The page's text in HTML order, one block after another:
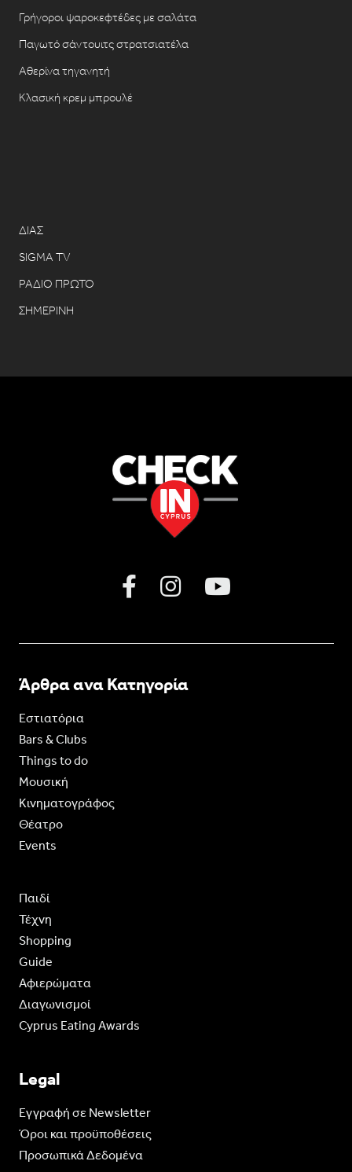
Γρήγοροι ψαροκεφτέδες με σαλάτα
Παγωτό σάντουιτς στρατσιατέλα
Αθερίνα τηγανητή
Κλασική κρεμ μπρουλέ
ΔΙΑΣ
SIGMA TV
ΡΑΔΙΟ ΠΡΩΤΟ
ΣΗΜΕΡΙΝΗ
Άρθρα ανα Κατηγορία
Εστιατόρια
Bars & Clubs
Things to do
Moυσική
Κινηματογράφος
Θέατρο
Events
Παιδί
Τέχνη
Shopping
Guide
Aφιερώματα
Διαγωνισμοί
Cyprus Eating Awards
Legal
Eγγραφή σε Newsletter
Όροι και προϋποθέσεις
Προσωπικά Δεδομένα